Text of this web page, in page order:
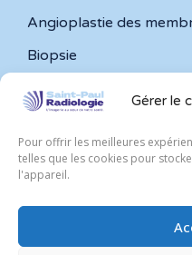
Gérer le
Pour offrir les meilleures
telles que les cookies pour
l'appareil.
Angioplastie des
Biopsie
Embolisation de
Infiltration articulaire
Ponction et drainage